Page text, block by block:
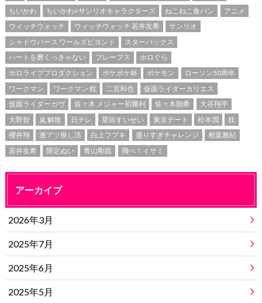
ちいかわ ちいかわ×サンリオキャラクターズ ねこねこ食パン
アニメ
ウィッチウォッチ
ウィッチウォッチ 若井友希
サンリオ
シャドウバース ワールズビヨンド
スターバックス
ハートを磨くっきゃない
ブレーブス
ホロぐら
ホロライブプロダクション
ポケポケ杯 ポケモン
ローソン50周年
ワークマン
ワークマン 枕 二宮和也
仮面ライダーカリエス
仮面ライダーガヴ
佐々木 メジャー初勝利 佐々木朗希
大谷翔平
大野智
嵐 解散 日テレ 星街すいせい 東京デート 松本潤
枕
櫻井翔
激アツ推し活 白上フブキ 盛りすぎチャレンジ
相葉雅紀
若井友希
限定ぬい 青山剛昌 飛べ！イサミ
アーカイブ
2026年3月
2025年7月
2025年6月
2025年5月